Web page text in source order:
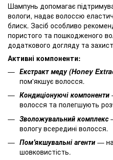
Шампунь допомагає
вологи, надає волоссю
блиск. Засіб особливо
пористого та пошкодженого
додаткового догляду та
Активні компоненти:
Екстракт меду (Honey
пом'якшує волосся.
Кондиціонуючі компоненти
волосся та полегшують
Зволожувальний комплекс
вологу всередині волосся.
Пом'якшувальні агенти —
шовковистість.